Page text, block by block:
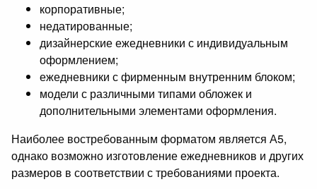
корпоративные;
недатированные;
дизайнерские ежедневники с индивидуальным
оформлением;
ежедневники с фирменным внутренним блоком;
модели с различными типами обложек и
дополнительными элементами оформления.
Наиболее востребованным форматом является А5,
однако возможно изготовление ежедневников и других
размеров в соответствии с требованиями проекта.